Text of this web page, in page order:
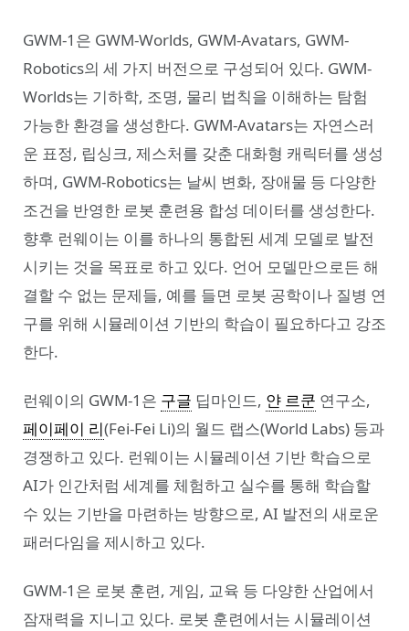
GWM-1은 GWM-Worlds, GWM-Avatars, GWM-
Robotics의 세 가지 버전으로 구성되어 있다. GWM-
Worlds는 기하학, 조명, 물리 법칙을 이해하는 탐험
가능한 환경을 생성한다. GWM-Avatars는 자연스러
운 표정, 립싱크, 제스처를 갖춘 대화형 캐릭터를 생성
하며, GWM-Robotics는 날씨 변화, 장애물 등 다양한
조건을 반영한 로봇 훈련용 합성 데이터를 생성한다.
향후 런웨이는 이를 하나의 통합된 세계 모델로 발전
시키는 것을 목표로 하고 있다. 언어 모델만으로든 해
결할 수 없는 문제들, 예를 들면 로봇 공학이나 질병 연
구를 위해 시뮬레이션 기반의 학습이 필요하다고 강조
한다.
런웨이의 GWM-1은 구글 딥마인드, 얀 르쿤 연구소,
페이페이 리(Fei-Fei Li)의 월드 랩스(World Labs) 등과
경쟁하고 있다. 런웨이는 시뮬레이션 기반 학습으로
AI가 인간처럼 세계를 체험하고 실수를 통해 학습할
수 있는 기반을 마련하는 방향으로, AI 발전의 새로운
패러다임을 제시하고 있다.
GWM-1은 로봇 훈련, 게임, 교육 등 다양한 산업에서
잠재력을 지니고 있다. 로봇 훈련에서는 시뮬레이션